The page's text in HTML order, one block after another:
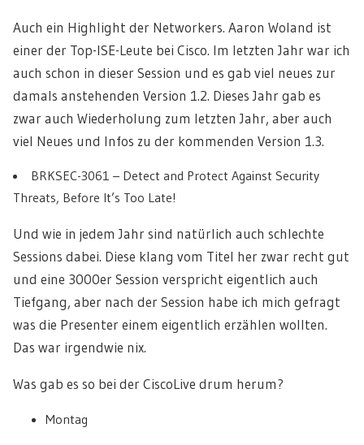
Auch ein Highlight der Networkers. Aaron Woland ist
einer der Top-ISE-Leute bei Cisco. Im letzten Jahr war ich
auch schon in dieser Session und es gab viel neues zur
damals anstehenden Version 1.2. Dieses Jahr gab es
zwar auch Wiederholung zum letzten Jahr, aber auch
viel Neues und Infos zu der kommenden Version 1.3.
BRKSEC-3061 – Detect and Protect Against Security
Threats, Before It’s Too Late!
Und wie in jedem Jahr sind natürlich auch schlechte
Sessions dabei. Diese klang vom Titel her zwar recht gut
und eine 3000er Session verspricht eigentlich auch
Tiefgang, aber nach der Session habe ich mich gefragt
was die Presenter einem eigentlich erzählen wollten.
Das war irgendwie nix.
Was gab es so bei der CiscoLive drum herum?
Montag